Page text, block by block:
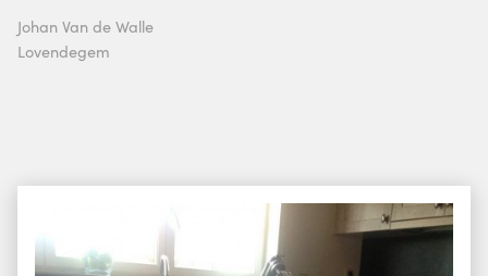
Johan Van de Walle
Lovendegem